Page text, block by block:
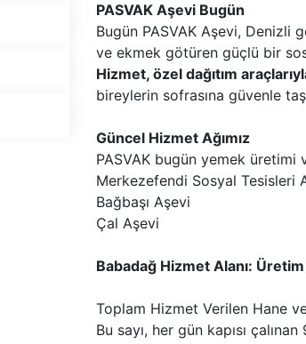
PASVAK Aşevi Bugün
Bugün PASVAK Aşevi, Denizli
ve ekmek götüren güçlü bir
Hizmet, özel dağıtım
bireylerin sofrasına güvenle
Güncel Hizmet Ağımız
PASVAK bugün yemek üretimi
Merkezefendi Sosyal Tesisleri
Bağbaşı Aşevi
Çal Aşevi
Babadağ Hizmet Alanı:
Toplam Hizmet Verilen Hane ve
Bu sayı, her gün kapısı